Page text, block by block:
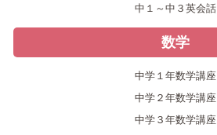
中１～中３英会話
数学
中学１年数学講座
中学２年数学講座
中学３年数学講座